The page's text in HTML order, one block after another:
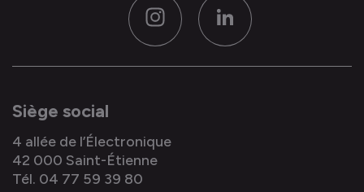
InstagramLinkedIn
Siège social
4 allée de l’Électronique
42 000 Saint-Étienne
Tél. 04 77 59 39 80